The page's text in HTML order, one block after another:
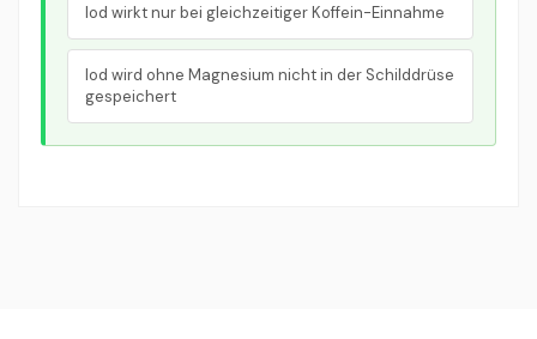
Iod wirkt nur bei gleichzeitiger Koffein-Einnahme
Iod wird ohne Magnesium nicht in der Schilddrüse
gespeichert